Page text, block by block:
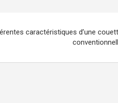
caractéristiques d’une